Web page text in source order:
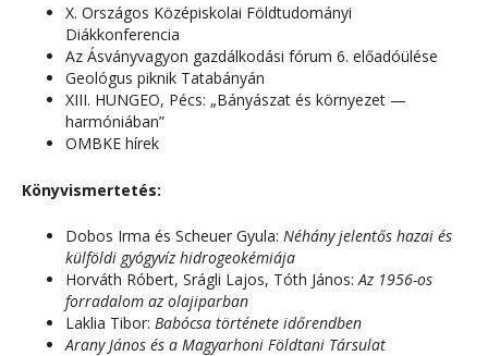
X. Országos Középiskolai Földtudományi
Diákkonferencia
Az Ásványvagyon gazdálkodási fórum 6. előadóülése
Geológus piknik Tatabányán
XIII. HUNGEO, Pécs: „Bányászat és környezet —
harmóniában”
OMBKE hírek
Könyvismertetés:
Dobos Irma és Scheuer Gyula: Néhány jelentős hazai és
külföldi gyógyvíz hidrogeokémiája
Horváth Róbert, Srágli Lajos, Tóth János: Az 1956-os
forradalom az olajiparban
Laklia Tibor: Babócsa története időrendben
Arany János és a Magyarhoni Földtani Társulat